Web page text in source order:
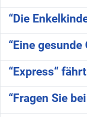
“Die
“Eine gesunde
“Express“
“Fragen Sie